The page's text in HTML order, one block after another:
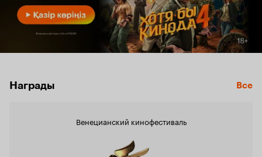
Награды Все
Венецианский кинофестиваль